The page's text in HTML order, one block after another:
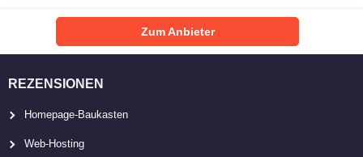
Zum Anbieter
REZENSIONEN
Homepage-Baukasten
Web-Hosting